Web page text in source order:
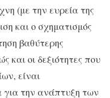
(με την ευρεία της
και ο σχηματισμός
βαθύτερης
και οι δεξιότητες που
είναι
για την ανάπτυξη των